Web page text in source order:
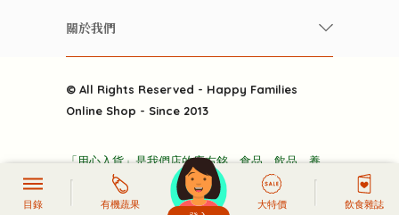
酒類
雜貨部
折上折大特價
雲南搜食記
粒粒皆辛苦
快樂電視台
常見問題
關於我們
送貨
隱私政策
© All Rights Reserved - Happy Families
Online Shop - Since 2013
「用心入貨」是我們店的座右銘。食品、飲品、養
生保健產品，我們只賣純天然無添加及有機的。手
工啤酒、葡萄酒我們只賣高分得獎的。新界有機水
目錄
有機蔬果
大特價 飲食雜誌